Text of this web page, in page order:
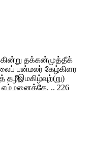
தக்கன்முத்தீக்
பன்மலர் கேழ்கிளர
எம்மனைக்கே. .. 226